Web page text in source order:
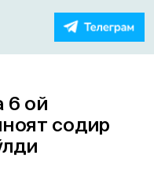
6 ой
содир